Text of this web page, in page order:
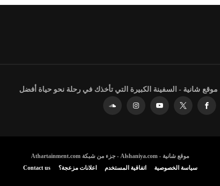
موقع شانية - السفينة الكبيرة التي تأخذك في رحلة نحو حياة أفضل
موقع شانية - Alshaniya.com - جزء من شبكة Athartainment.com
سياسة الخصوصية
اتفاقية المستخدم اعلانات مزعجة؟ Contact us